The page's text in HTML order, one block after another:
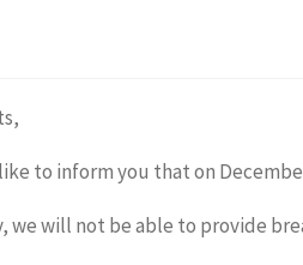
to inform you that on
we will not be able to provide